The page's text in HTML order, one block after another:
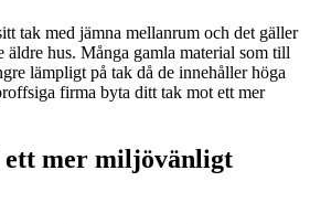
tak med jämna mellanrum och det gäller
hus. Många gamla material som till
lämpligt på tak då de innehåller höga
firma byta ditt tak mot ett mer
ett mer miljövänligt